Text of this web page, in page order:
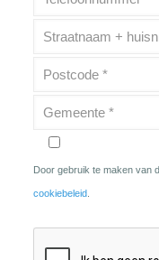
Door gebruik te maken van
cookiebeleid.